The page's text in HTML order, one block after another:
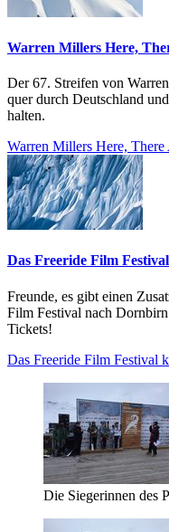
Warren Millers Here,
Der 67. Streifen von
quer durch Deutschland
halten.
Warren Millers Here,
Das Freeride Film
Freunde, es gibt einen
Film Festival nach
Tickets!
Das Freeride Film Festival
Die Siegerinnen des